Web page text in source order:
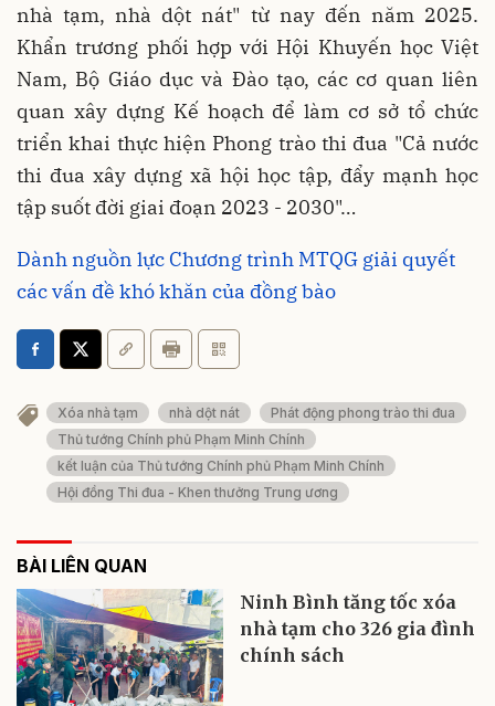
nhà tạm, nhà dột nát" từ nay đến năm 2025.
Khẩn trương phối hợp với Hội Khuyến học Việt
Nam, Bộ Giáo dục và Đào tạo, các cơ quan liên
quan xây dựng Kế hoạch để làm cơ sở tổ chức
triển khai thực hiện Phong trào thi đua "Cả nước
thi đua xây dựng xã hội học tập, đẩy mạnh học
tập suốt đời giai đoạn 2023 - 2030"…
Dành nguồn lực Chương trình MTQG giải quyết
các vấn đề khó khăn của đồng bào
Xóa nhà tạm nhà dột nát
Phát động phong trào thi đua
Thủ tướng Chính phủ Phạm Minh Chính
kết luận của Thủ tướng Chính phủ Phạm Minh Chính
Hội đồng Thi đua - Khen thưởng Trung ương
BÀI LIÊN QUAN
Ninh Bình tăng tốc xóa
nhà tạm cho 326 gia đình
chính sách